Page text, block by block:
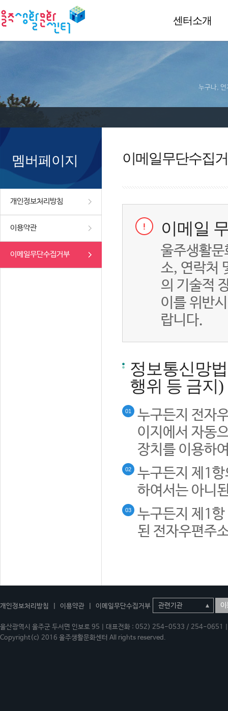
센터소개
누구나, 언
멤버페이지
개인정보처리방침
이용약관
이메일무단수집거부
이메일무단수집
이메일
울주생활
소, 연락처
의 기술적
이를 위반
랍니다.
정보통신망
행위 등 금지)
01
누구든지 전자
이지에서 자동
장치를 이용하
02
누구든지 제1
하여서는 아니
03
누구든지 제1
된 전자우편주
개인정보처리방침 이용약관 이메일무단수집거부 이
울산광역시 울주군 두서면 인보로 95 | 대표전화 : 052) 254-0533 / 254-
Copyright(c) 2016 울주생활문화센터 All rights reserved.